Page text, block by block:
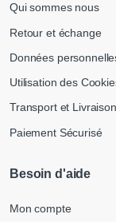
Qui sommes nous
Retour et échange
Données
Utilisation des
Transport et Livraison
Paiement Sécurisé
Besoin d'aide
Mon compte